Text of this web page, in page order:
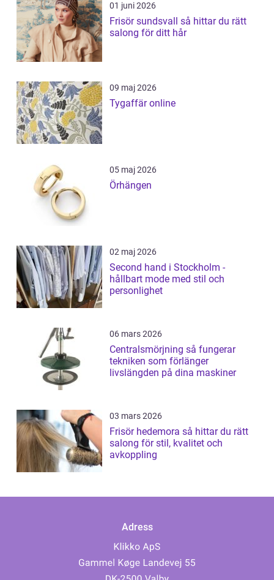
01 juni 2026
Frisör sundsvall så hittar du rätt
salong för ditt hår
09 maj 2026
Tygaffär online
05 maj 2026
Örhängen
02 maj 2026
Second hand i Stockholm -
hållbart mode med stil och
personlighet
06 mars 2026
Centralsmörjning så fungerar
tekniken som förlänger
livslängden på dina maskiner
03 mars 2026
Frisör hedemora så hittar du rätt
salong för stil, kvalitet och
avkoppling
Adress